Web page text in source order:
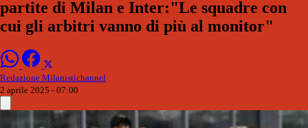
partite di Milan e Inter:"Le squadre con
cui gli arbitri vanno di più al monitor"
Redazione Milanistichannel
2 aprile 2025 - 07:00